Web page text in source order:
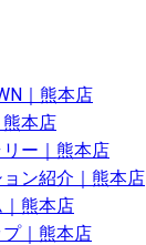
｜熊本店
本店
ー｜熊本店
ン紹介｜熊本店
熊本店
｜熊本店